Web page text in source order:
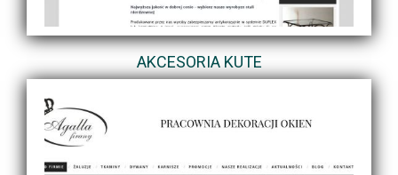
AKCESORIA KUTE